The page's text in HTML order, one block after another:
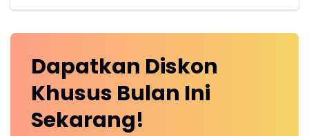
Dapatkan Diskon
Khusus Bulan Ini
Sekarang!